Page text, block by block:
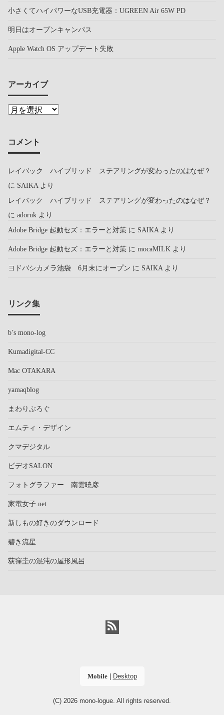
小さくてハイパワーなUSB充電器：UGREEN Air 65W PD
明日はオープンキャンパス
Apple Watch OS アップデート失敗
アーカイブ
コメント
レイバック ハイブリッド ステアリングが変わったのはなぜ？
に SAIKA より
レイバック ハイブリッド ステアリングが変わったのはなぜ？
に adoruk より
Adobe Bridge 起動セズ：エラーと対策 に SAIKA より
Adobe Bridge 起動セズ：エラーと対策 に mocaMILK より
ヨドバシカメラ池袋 6月末にオープン に SAIKA より
リンク集
b’s mono-log
Kumadigital-CC
Mac OTAKARA
yamaqblog
まわりぶろぐ
エムティ・デザイン
クマデジタル
ビデオSALON
フォトグラファー 南雲暁彦
家電女子.net
新しもの好きのダウンロード
碧き流星
荻窪圭の混沌の屋形風呂
Mobile| Desktop
(C) 2026 mono-logue. All rights reserved.